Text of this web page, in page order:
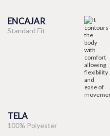
ENCAJAR
Standard Fit
TELA
100% Polyester